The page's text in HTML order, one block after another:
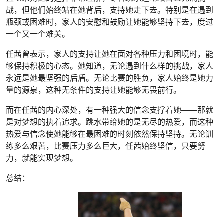
战，但他们始终站在她背后，支持她走下去。特别是在遇到
瓶颈或困难时，家人的安慰和鼓励让她能够坚持下去，度过
一个又一个难关。
任茜曾表示，家人的支持让她在面对各种压力和困境时，能
够保持积极的心态。她知道，无论遇到什么样的挑战，家人
永远是她最坚强的后盾。无论比赛的胜负，家人始终是她力
量的源泉，这种无条件的支持让她能够无畏前行。
而在任茜的内心深处，有一种强大的信念支撑着她——那就
是对梦想的执着追求。跳水带给她的是无尽的热爱，而这种
热爱与信念使她能够在最困难的时刻依然保持坚持。无论训
练多么艰苦，比赛压力多么巨大，任茜始终坚信，只要努
力，就能实现梦想。
总结：